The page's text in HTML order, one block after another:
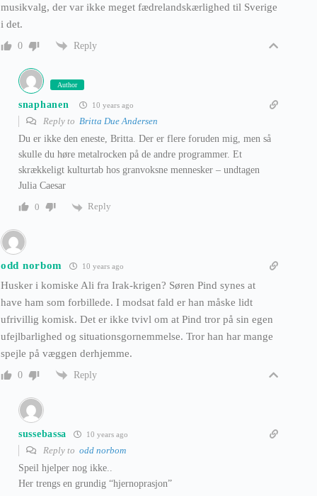
musikvalg, der var ikke meget fædrelandskærlighed til Sverige
i det.
0 Reply
Author
snaphanen 10 years ago
Reply to Britta Due Andersen
Du er ikke den eneste, Britta. Der er flere foruden mig, men så
skulle du høre metalrocken på de andre programmer. Et
skrækkeligt kulturtab hos granvoksne mennesker – undtagen
Julia Caesar
0
Reply
odd norbom 10 years ago
Husker i komiske Ali fra Irak-krigen? Søren Pind synes at
have ham som forbillede. I modsat fald er han måske lidt
ufrivillig komisk. Det er ikke tvivl om at Pind tror på sin egen
ufejlbarlighed og situationsgornemmelse. Tror han har mange
spejle på væggen derhjemme.
0 Reply
sussebassa 10 years ago
Reply to odd norbom
Speil hjelper nog ikke..
Her trengs en grundig “hjernoprasjon”